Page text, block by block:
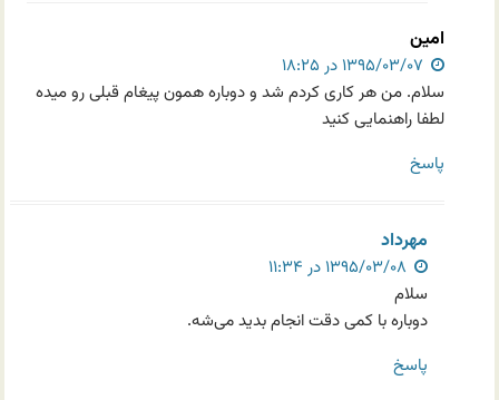
امین
سلام. من هر کاری کردم شد و دوباره همون پیغام قبلی رو میده
لطفا راهنمایی کنید
پاسخ
مهرداد
سلام
دوباره با کمی دقت انجام بدید می‌شه.
پاسخ